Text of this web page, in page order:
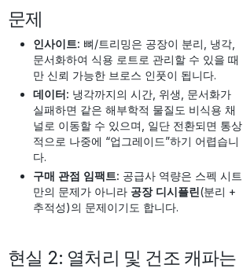
문제
인사이트: 뼈/트리밍은 공장이 분리, 냉각,
문서화하여 식용 로트로 관리할 수 있을 때
만 신뢰 가능한 브로스 인풋이 됩니다.
데이터: 냉각까지의 시간, 위생, 문서화가
실패하면 같은 해부학적 물질도 비식용 채
널로 이동할 수 있으며, 일단 전환되면 통상
적으로 나중에 “업그레이드”하기 어렵습니
다.
구매 관점 임팩트: 공급사 역량은 스펙 시트
만의 문제가 아니라 공장 디시플린(분리 +
추적성)의 문제이기도 합니다.
현실 2: 열처리 및 건조 캐파는